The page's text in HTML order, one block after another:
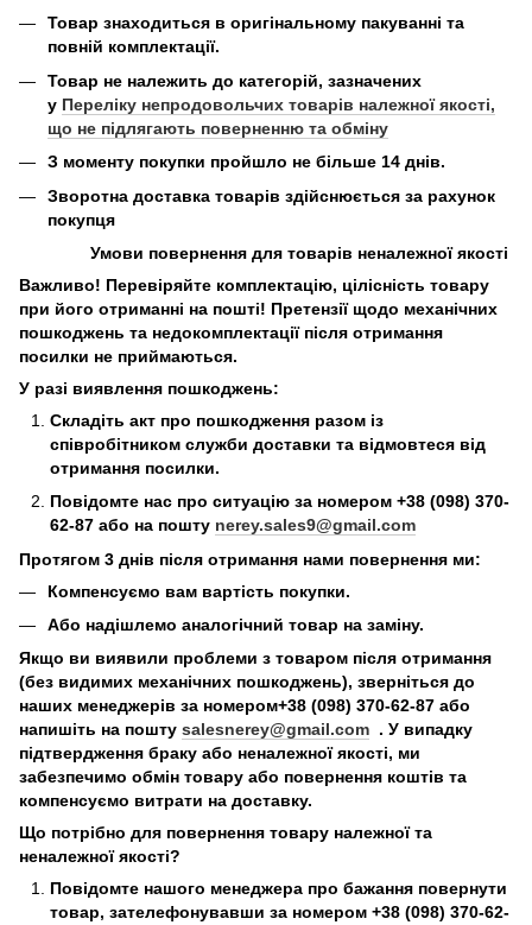
Товар знаходиться в оригінальному пакуванні та
повній комплектації.
Товар не належить до категорій, зазначених
у Переліку непродовольчих товарів належної якості,
що не підлягають поверненню та обміну
З моменту покупки пройшло не більше 14 днів.
Зворотна доставка товарів здійснюється за рахунок
покупця
Умови повернення для товарів неналежної якості
Важливо! Перевіряйте комплектацію, цілісність товару
при його отриманні на пошті! Претензії щодо механічних
пошкоджень та недокомплектації після отримання
посилки не приймаються.
У разі виявлення пошкоджень:
Складіть акт про пошкодження разом із
співробітником служби доставки та відмовтеся від
отримання посилки.
Повідомте нас про ситуацію за номером +38 (098) 370-
62-87 або на пошту nerey.sales9@gmail.com
Протягом 3 днів після отримання нами повернення ми:
Компенсуємо вам вартість покупки.
Або надішлемо аналогічний товар на заміну.
Якщо ви виявили проблеми з товаром після отримання
(без видимих механічних пошкоджень), зверніться до
наших менеджерів за номером+38 (098) 370-62-87 або
напишіть на пошту salesnerey@gmail.com . У випадку
підтвердження браку або неналежної якості, ми
забезпечимо обмін товару або повернення коштів та
компенсуємо витрати на доставку.
Що потрібно для повернення товару належної та
неналежної якості?
Повідомте нашого менеджера про бажання повернути
товар, зателефонувавши за номером +38 (098) 370-62-